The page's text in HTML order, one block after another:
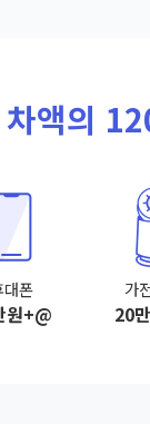
차액의
대폰
원+@
가
20